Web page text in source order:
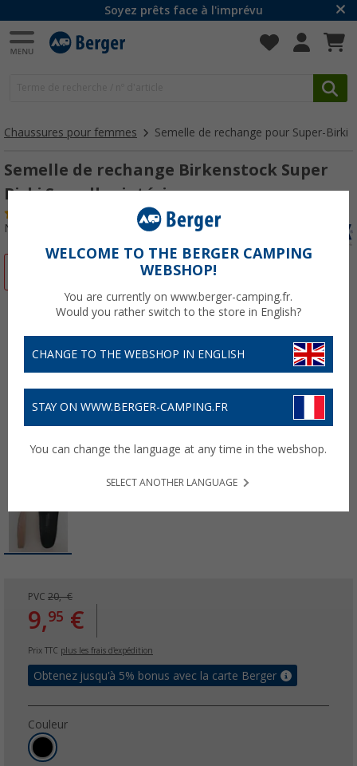
Soyez prêts face à l'imprévu
Chaussures pour femmes Semelle de rechange pour Super-Birki
Semelle de rechange Birkenstock Super
Birki Semelles intérieures
N° d'art : 50709035
PVC 20,- €
9,95 €
Prix TTC plus les frais d'expédition
Obtenez jusqu'à 5% bonus avec la carte Berger
Couleur
WELCOME TO THE BERGER CAMPING
WEBSHOP!
You are currently on www.berger-camping.fr.
Would you rather switch to the store in English?
CHANGE TO THE WEBSHOP IN ENGLISH
STAY ON WWW.BERGER-CAMPING.FR
You can change the language at any time in the webshop.
SELECT ANOTHER LANGUAGE